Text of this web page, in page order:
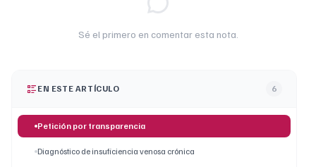
Sé el primero en comentar esta nota.
EN ESTE ARTÍCULO 6
Petición por transparencia
Diagnóstico de insuficiencia venosa crónica